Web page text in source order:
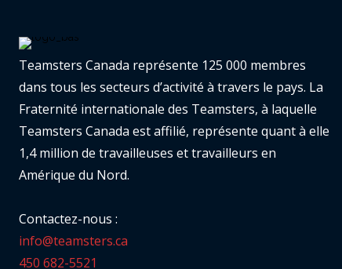
Teamsters Canada représente 125 000 membres
dans tous les secteurs d’activité à travers le pays. La
Fraternité internationale des Teamsters, à laquelle
Teamsters Canada est affilié, représente quant à elle
1,4 million de travailleuses et travailleurs en
Amérique du Nord.
Contactez-nous :
info@teamsters.ca
450 682-5521